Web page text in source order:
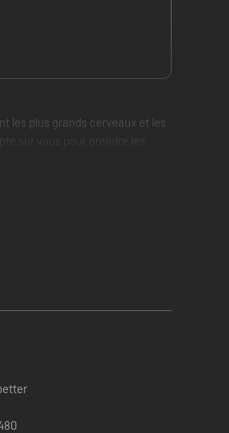
les plus grands cerveaux et les
sur vous pour prendre les
bataille.
d'Anu fanatiques ainsi qu'une
de Phoenix Point, utilisez
la victoire ne sera pas facile.